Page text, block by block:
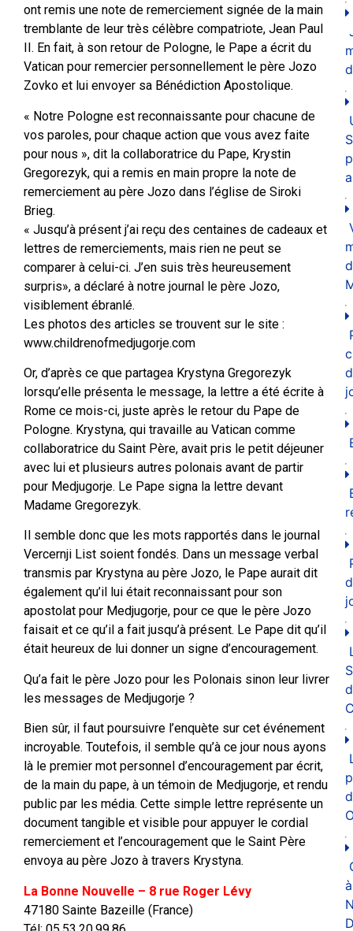
ont remis une note de remerciement signée de la main
tremblante de leur très célèbre compatriote, Jean Paul
II. En fait, à son retour de Pologne, le Pape a écrit du
Vatican pour remercier personnellement le père Jozo
Zovko et lui envoyer sa Bénédiction Apostolique.
« Notre Pologne est reconnaissante pour chacune de
vos paroles, pour chaque action que vous avez faite
pour nous », dit la collaboratrice du Pape, Krystin
Gregorezyk, qui a remis en main propre la note de
remerciement au père Jozo dans l’église de Siroki
Brieg.
« Jusqu’à présent j’ai reçu des centaines de cadeaux et
lettres de remerciements, mais rien ne peut se
comparer à celui-ci. J’en suis très heureusement
surpris», a déclaré à notre journal le père Jozo,
visiblement ébranlé.
Les photos des articles se trouvent sur le site :
www.childrenofmedjugorje.com
Or, d’après ce que partagea Krystyna Gregorezyk
lorsqu’elle présenta le message, la lettre a été écrite à
Rome ce mois-ci, juste après le retour du Pape de
Pologne. Krystyna, qui travaille au Vatican comme
collaboratrice du Saint Père, avait pris le petit déjeuner
avec lui et plusieurs autres polonais avant de partir
pour Medjugorje. Le Pape signa la lettre devant
Madame Gregorezyk.
Il semble donc que les mots rapportés dans le journal
Vercernji List soient fondés. Dans un message verbal
transmis par Krystyna au père Jozo, le Pape aurait dit
également qu’il lui était reconnaissant pour son
apostolat pour Medjugorje, pour ce que le père Jozo
faisait et ce qu’il a fait jusqu’à présent. Le Pape dit qu’il
était heureux de lui donner un signe d’encouragement.
Qu’a fait le père Jozo pour les Polonais sinon leur livrer
les messages de Medjugorje ?
Bien sûr, il faut poursuivre l’enquète sur cet événement
incroyable. Toutefois, il semble qu’à ce jour nous ayons
là le premier mot personnel d’encouragement par écrit,
de la main du pape, à un témoin de Medjugorje, et rendu
public par les média. Cette simple lettre représente un
document tangible et visible pour appuyer le cordial
remerciement et l’encouragement que le Saint Père
envoya au père Jozo à travers Krystyna.
La Bonne Nouvelle – 8 rue Roger Lévy
47180 Sainte Bazeille (France)
à